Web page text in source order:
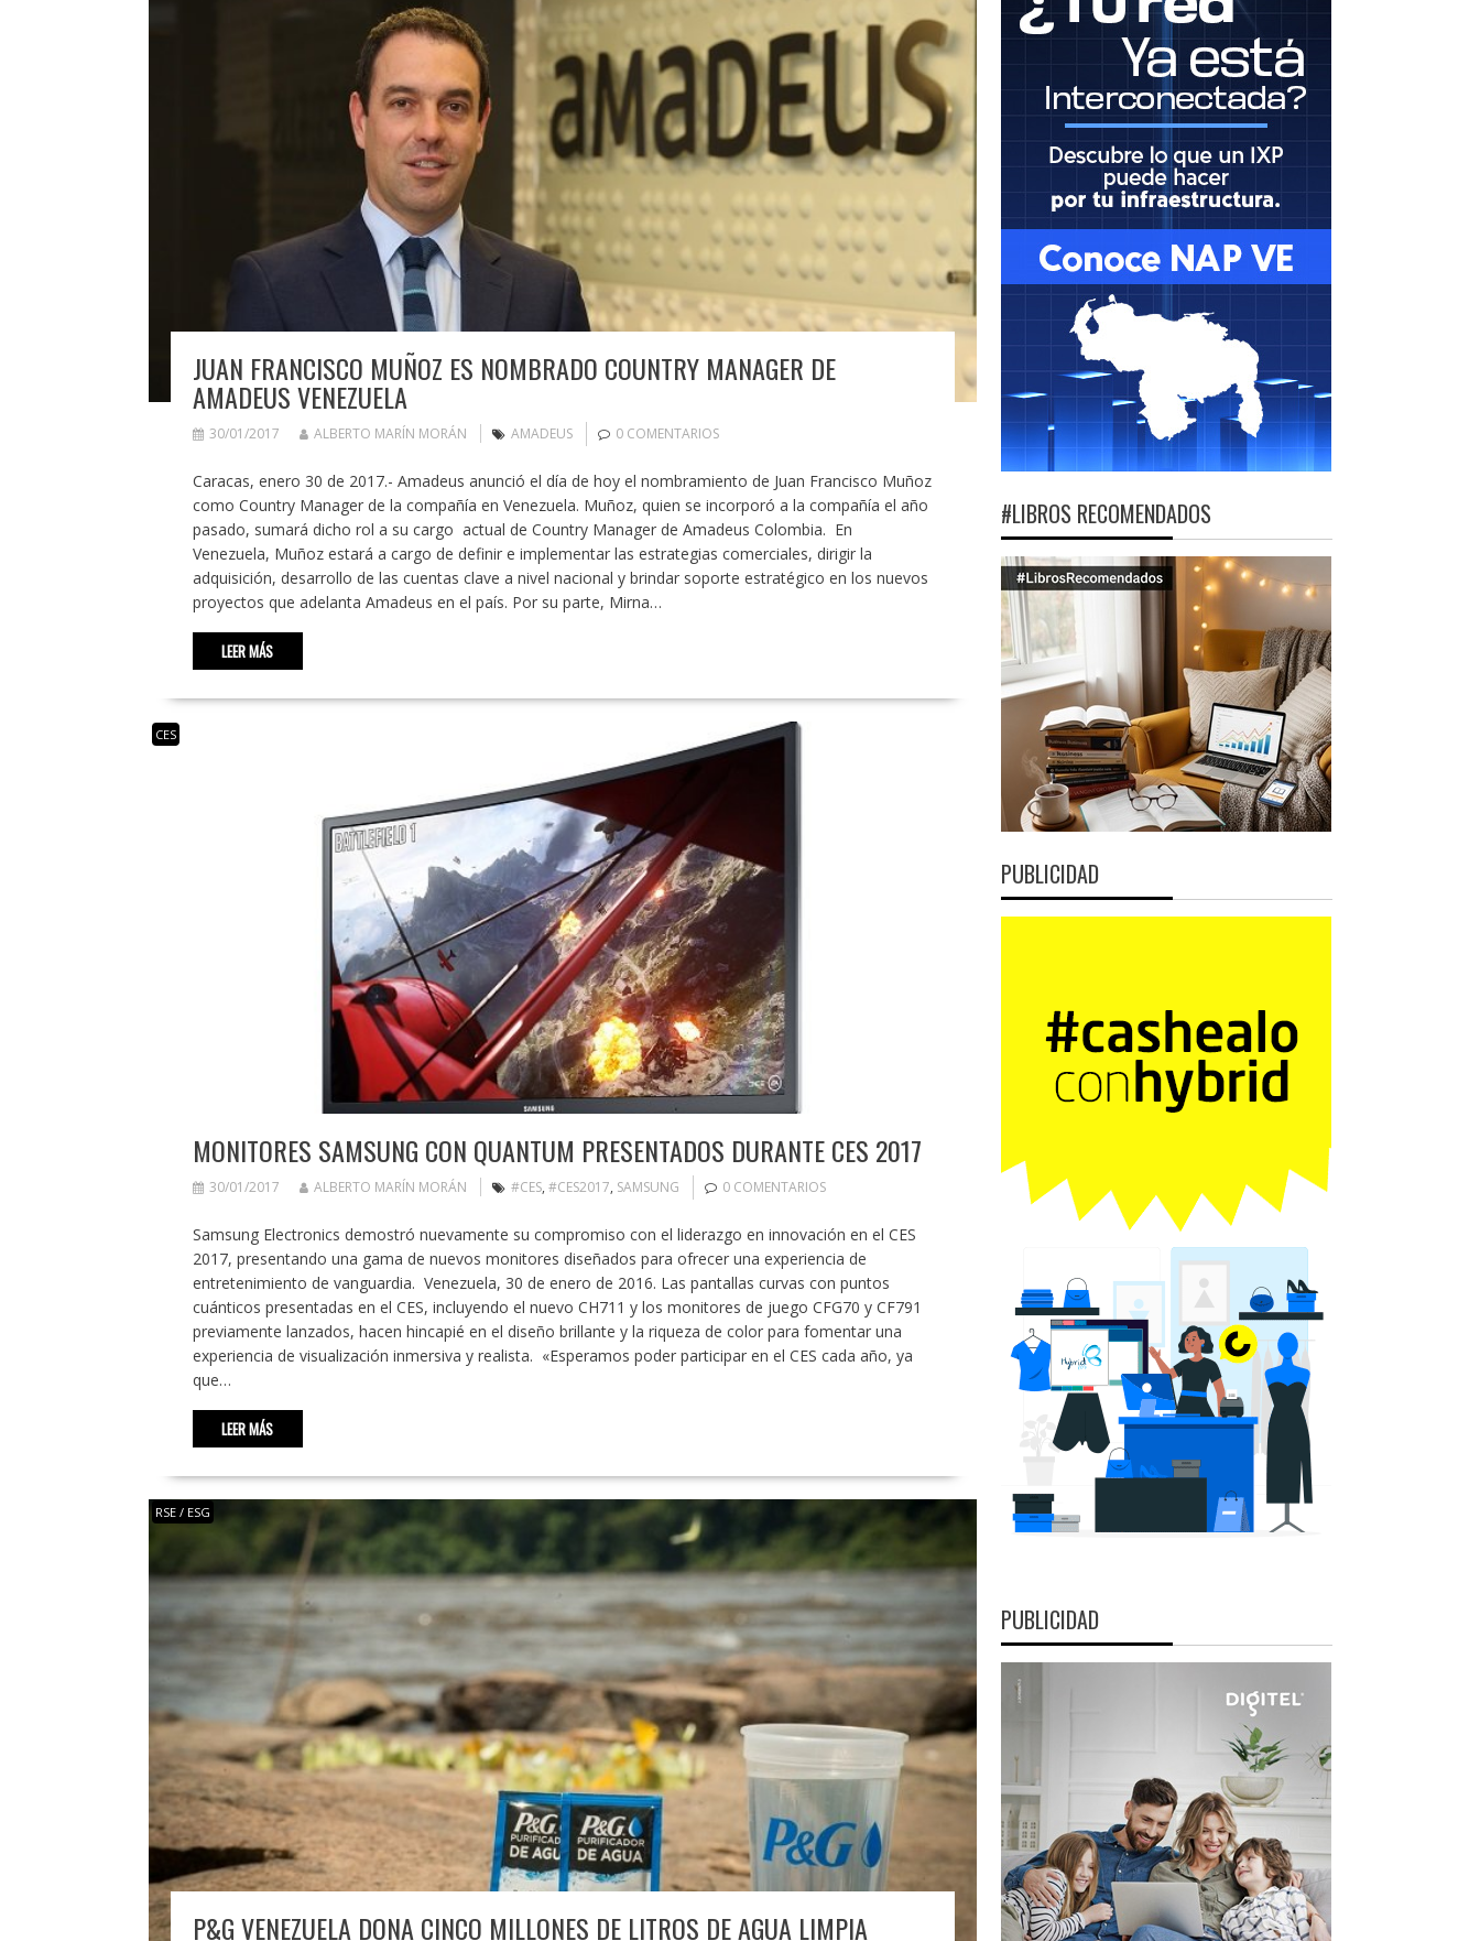
JUAN FRANCISCO MUÑOZ ES NOMBRADO COUNTRY MANAGER DE
AMADEUS VENEZUELA
30/01/2017 ALBERTO MARÍN MORÁN AMADEUS 0 COMENTARIOS
Caracas, enero 30 de 2017.- Amadeus anunció el día de hoy el nombramiento de Juan Francisco Muñoz
como Country Manager de la compañía en Venezuela. Muñoz, quien se incorporó a la compañía el año
pasado, sumará dicho rol a su cargo actual de Country Manager de Amadeus Colombia. En
Venezuela, Muñoz estará a cargo de definir e implementar las estrategias comerciales, dirigir la
adquisición, desarrollo de las cuentas clave a nivel nacional y brindar soporte estratégico en los nuevos
proyectos que adelanta Amadeus en el país. Por su parte, Mirna…
LEER MÁS
CES
MONITORES SAMSUNG CON QUANTUM PRESENTADOS DURANTE CES 2017
30/01/2017 ALBERTO MARÍN MORÁN #CES, #CES2017, SAMSUNG 0 COMENTARIOS
Samsung Electronics demostró nuevamente su compromiso con el liderazgo en innovación en el CES
2017, presentando una gama de nuevos monitores diseñados para ofrecer una experiencia de
entretenimiento de vanguardia. Venezuela, 30 de enero de 2016. Las pantallas curvas con puntos
cuánticos presentadas en el CES, incluyendo el nuevo CH711 y los monitores de juego CFG70 y CF791
previamente lanzados, hacen hincapié en el diseño brillante y la riqueza de color para fomentar una
experiencia de visualización inmersiva y realista. «Esperamos poder participar en el CES cada año, ya
que…
LEER MÁS
RSE / ESG
P&G VENEZUELA DONA CINCO MILLONES DE LITROS DE AGUA LIMPIA
#LIBROS RECOMENDADOS
PUBLICIDAD
PUBLICIDAD